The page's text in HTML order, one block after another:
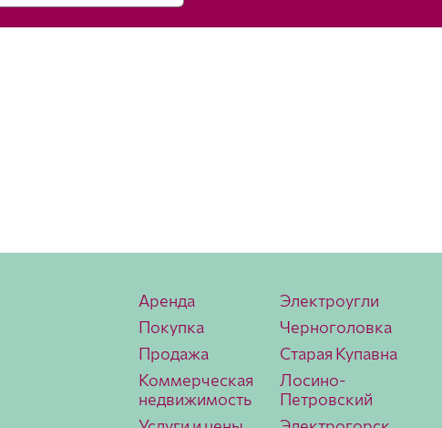
Аренда
Покупка
Продажа
Коммерческая
недвижимость
Электроугли
Черноголовка
Старая Купавна
Лосино-
Петровский